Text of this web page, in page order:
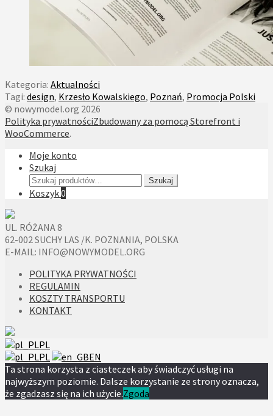
Kategoria: Aktualności
Tagi: design, Krzesło Kowalskiego, Poznań, Promocja Polski
© nowymodel.org 2026
Polityka prywatnościZbudowany za pomocą Storefront i
WooCommerce.
Moje konto
Szukaj
Szukaj:
Szukaj
Koszyk0
UL. RÓŻANA 8
62-002 SUCHY LAS /K. POZNANIA, POLSKA
E-MAIL: INFO@NOWYMODEL.ORG
POLITYKA PRYWATNOŚCI
REGULAMIN
KOSZTY TRANSPORTU
KONTAKT
PL
PL
EN
Ta strona korzysta z ciasteczek aby świadczyć usługi na
najwyższym poziomie. Dalsze korzystanie ze strony oznacza,
że zgadzasz się na ich użycie.Zgoda